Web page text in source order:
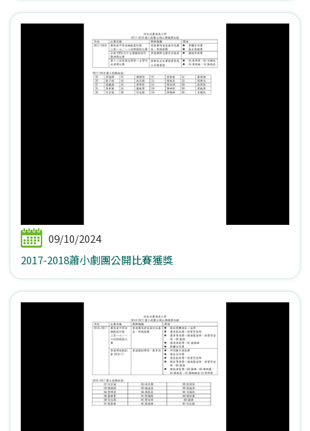
09/10/2024
2017-2018蕭小劇團公開比賽獲獎